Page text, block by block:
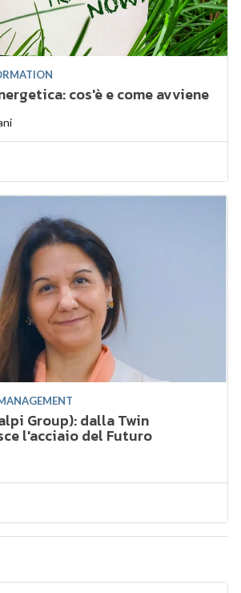
cos'è e come avviene
Group): dalla Twin
l'acciaio del Futuro